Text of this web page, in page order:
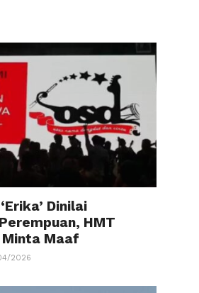
Dinilai
HMT
Minta Maaf
2026